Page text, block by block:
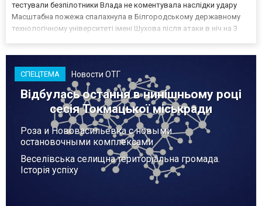
тестували безпілотники Влада не коментувала наслідки удару
Масштабна пожежа спалахнула в Білгородському державному
технологічному університеті імені Шухова після атаки в ніч на 3
СПЕЦТЕМА Новости ОТГ
Відбулась остання в нинішньому році
сесія Токмацької міськради
Роза и Нововасильевка с новыми
остановочными комплексами
Веселівська селищна територіальна громада.
Історія успіху